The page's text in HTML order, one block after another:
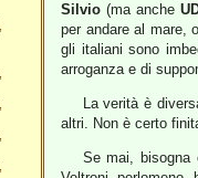
Silvio (ma anche
per andare al mare,
gli italiani sono
arroganza e di
La verità è
altri. Non è certo
Se mai, bisogna